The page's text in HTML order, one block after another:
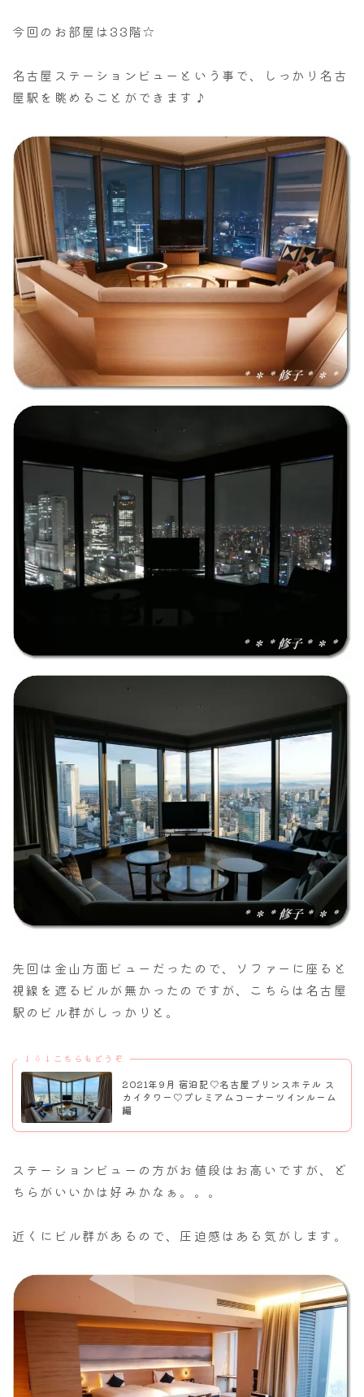
今回のお部屋は33階☆
名古屋ステーションビューという事で、しっかり名古
屋駅を眺めることができます♪
先回は金山方面ビューだったので、ソファーに座ると
視線を遮るビルが無かったのですが、こちらは名古屋
駅のビル群がしっかりと。
↓⇩↓こちらもどうぞ
2021年9月 宿泊記♡名古屋プリンスホテル ス
カイタワー♡プレミアムコーナーツインルーム
編
ステーションビューの方がお値段はお高いですが、ど
ちらがいいかは好みかなぁ。。。
近くにビル群があるので、圧迫感はある気がします。